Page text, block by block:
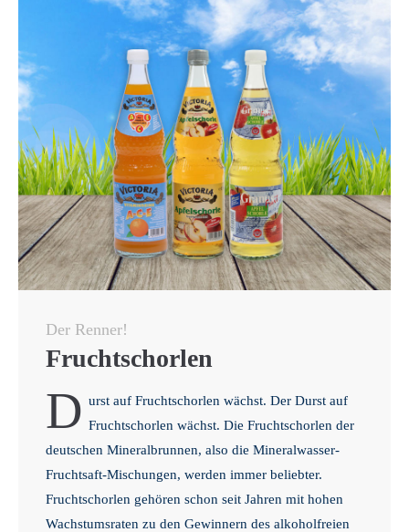
Der Renner!
Fruchtschorlen
D urst auf Fruchtschorlen wächst. Der Durst auf
Fruchtschorlen wächst. Die Fruchtschorlen der
deutschen Mineralbrunnen, also die Mineralwasser-
Fruchtsaft-Mischungen, werden immer beliebter.
Fruchtschorlen gehören schon seit Jahren mit hohen
Wachstumsraten zu den Gewinnern des alkoholfreien